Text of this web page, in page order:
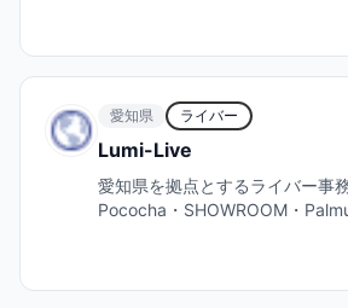
愛知県 ライバー
Lumi-Live
愛知県を拠点とするライバー事
Pococha・SHOWROOM・